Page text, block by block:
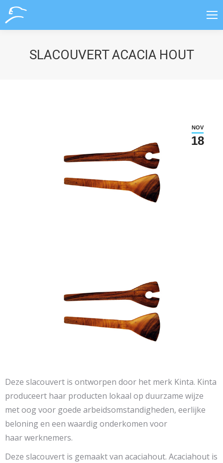
SLACOUVERT ACACIA HOUT
NOV
18
Deze slacouvert is ontworpen door het merk Kinta. Kinta
produceert haar producten lokaal op duurzame wijze
met oog voor goede arbeidsomstandigheden, eerlijke
beloning en een waardig onderkomen voor
haar werknemers.
Deze slacouvert is gemaakt van acaciahout. Acaciahout is